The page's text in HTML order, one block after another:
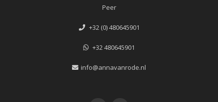
Peer
+32 (0) 480645901
+32 480645901
info@annavanrode.nl